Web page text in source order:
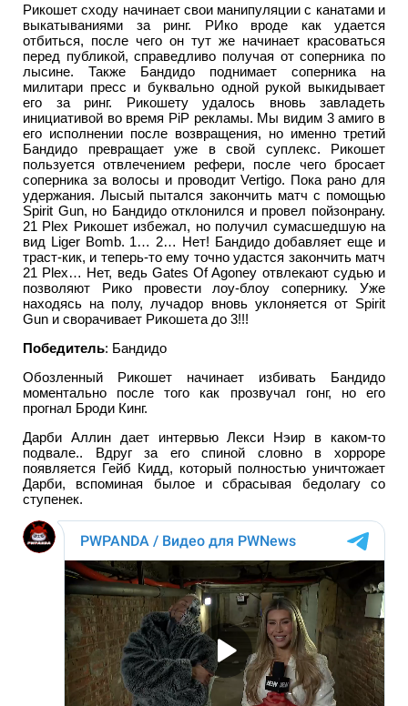
Рикошет сходу начинает свои манипуляции с канатами и
выкатываниями за ринг. РИко вроде как удается
отбиться, после чего он тут же начинает красоваться
перед публикой, справедливо получая от соперника по
лысине. Также Бандидо поднимает соперника на
милитари пресс и буквально одной рукой выкидывает
его за ринг. Рикошету удалось вновь завладеть
инициативой во время PiP рекламы. Мы видим 3 амиго в
его исполнении после возвращения, но именно третий
Бандидо превращает уже в свой суплекс. Рикошет
пользуется отвлечением рефери, после чего бросает
соперника за волосы и проводит Vertigo. Пока рано для
удержания. Лысый пытался закончить матч с помощью
Spirit Gun, но Бандидо отклонился и провел пойзонрану.
21 Plex Рикошет избежал, но получил сумасшедшую на
вид Liger Bomb. 1… 2… Нет! Бандидо добавляет еще и
траст-кик, и теперь-то ему точно удастся закончить матч
21 Plex… Нет, ведь Gates Of Agoney отвлекают судью и
позволяют Рико провести лоу-блоу сопернику. Уже
находясь на полу, лучадор вновь уклоняется от Spirit
Gun и сворачивает Рикошета до 3!!!
Победитель: Бандидо
Обозленный Рикошет начинает избивать Бандидо
моментально после того как прозвучал гонг, но его
прогнал Броди Кинг.
Дарби Аллин дает интервью Лекси Нэир в каком-то
подвале.. Вдруг за его спиной словно в хорроре
появляется Гейб Кидд, который полностью уничтожает
Дарби, вспоминая былое и сбрасывая бедолагу со
ступенек.